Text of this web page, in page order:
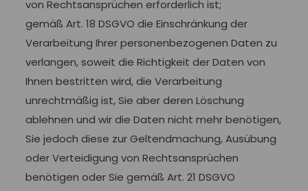
von Rechtsansprüchen erforderlich ist;
gemäß Art. 18 DSGVO die Einschränkung der
Verarbeitung Ihrer personenbezogenen Daten zu
verlangen, soweit die Richtigkeit der Daten von
Ihnen bestritten wird, die Verarbeitung
unrechtmäßig ist, Sie aber deren Löschung
ablehnen und wir die Daten nicht mehr benötigen,
Sie jedoch diese zur Geltendmachung, Ausübung
oder Verteidigung von Rechtsansprüchen
benötigen oder Sie gemäß Art. 21 DSGVO